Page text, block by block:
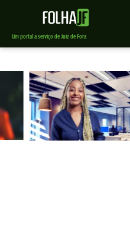
Um portal a serviço de Juiz de Fora